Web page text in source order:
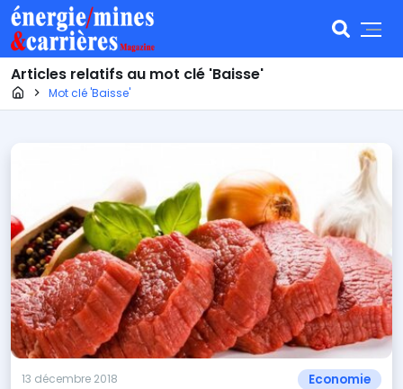
Articles relatifs au mot clé 'Baisse'
Page d'accueil
Mot clé 'Baisse'
13 décembre 2018 Economie